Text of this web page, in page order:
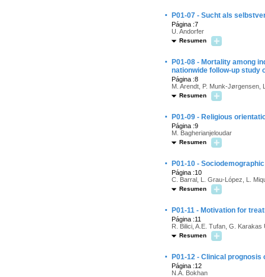
· P01-07 - Sucht als
Página :7
U. Andorfer
Resumen
·
P01-08 - Mortality among
nationwide follow-up study
Página :8
M. Arendt, P. Munk-Jørgensen,
Resumen
· P01-09 - Religious
Página :9
M. Bagherianjeloudar
Resumen
· P01-10 -
Página :10
C. Barral, L. Grau-López, L.
Resumen
· P01-11 - Motivation for
Página :11
R. Bilici, A.E. Tufan, G.
Resumen
· P01-12 - Clinical
Página :12
N.A. Bokhan